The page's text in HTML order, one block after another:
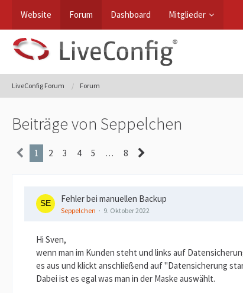
Website Forum Dashboard Mitglieder
LiveConfig Forum Forum
Beiträge von Seppelchen
1 2 3 4 5 … 8
Fehler bei manuellen Backup
Seppelchen 9. Oktober 2022
Hi Sven,
wenn man im Kunden steht und links auf
es aus und klickt anschließend auf "Datensicherung
Dabei ist es egal was man in der Maske auswählt.